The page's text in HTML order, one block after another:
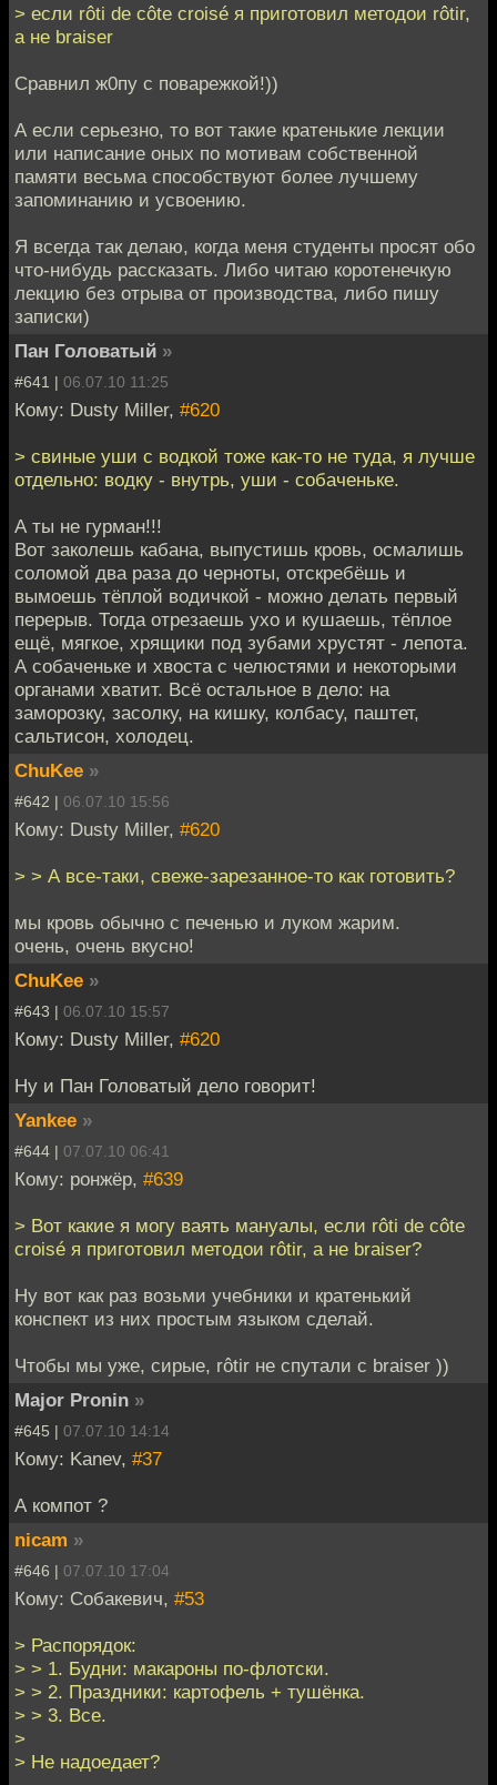
> если rôti de côte croisé я приготовил методои rôtir,
а не braiser
Сравнил ж0пу с поварежкой!))
А если серьезно, то вот такие кратенькие лекции
или написание оных по мотивам собственной
памяти весьма способствуют более лучшему
запоминанию и усвоению.
Я всегда так делаю, когда меня студенты просят обо
что-нибудь рассказать. Либо читаю коротенечкую
лекцию без отрыва от производства, либо пишу
записки)
Пан Головатый »
#641 | 06.07.10 11:25
Кому: Dusty Miller, #620
> свиные уши с водкой тоже как-то не туда, я лучше
отдельно: водку - внутрь, уши - собаченьке.
А ты не гурман!!!
Вот заколешь кабана, выпустишь кровь, осмалишь
соломой два раза до черноты, отскребёшь и
вымоешь тёплой водичкой - можно делать первый
перерыв. Тогда отрезаешь ухо и кушаешь, тёплое
ещё, мягкое, хрящики под зубами хрустят - лепота.
А собаченьке и хвоста с челюстями и некоторыми
органами хватит. Всё остальное в дело: на
заморозку, засолку, на кишку, колбасу, паштет,
сальтисон, холодец.
ChuKee »
#642 | 06.07.10 15:56
Кому: Dusty Miller, #620
> > А все-таки, свеже-зарезанное-то как готовить?
мы кровь обычно с печенью и луком жарим.
очень, очень вкусно!
ChuKee »
#643 | 06.07.10 15:57
Кому: Dusty Miller, #620
Ну и Пан Головатый дело говорит!
Yankee »
#644 | 07.07.10 06:41
Кому: ронжёр, #639
> Вот какие я могу ваять мануалы, если rôti de côte
croisé я приготовил методои rôtir, а не braiser?
Ну вот как раз возьми учебники и кратенький
конспект из них простым языком сделай.
Чтобы мы уже, сирые, rôtir не спутали с braiser ))
Major Pronin »
#645 | 07.07.10 14:14
Кому: Kanev, #37
А компот ?
nicam »
#646 | 07.07.10 17:04
Кому: Собакевич, #53
> Распорядок:
> > 1. Будни: макароны по-флотски.
> > 2. Праздники: картофель + тушёнка.
> > 3. Все.
>
> Не надоедает?